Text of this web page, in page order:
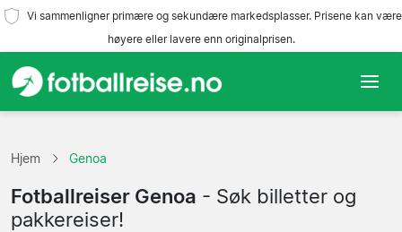
Vi sammenligner primære og sekundære markedsplasser. Prisene kan være
høyere eller lavere enn originalprisen.
Lag
Ligaer
Hjem Genoa
Fotballreiser Genoa - Søk billetter og
pakkereiser!